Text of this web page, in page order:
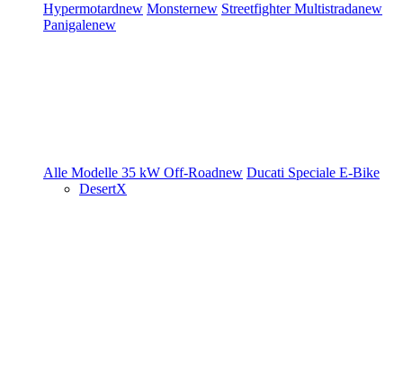
Hypermotardnew Monsternew StreetfighterMultistradanew
Panigalenew
Alle Modelle 35 kW Off-Roadnew Ducati Speciale E-Bike
DesertX